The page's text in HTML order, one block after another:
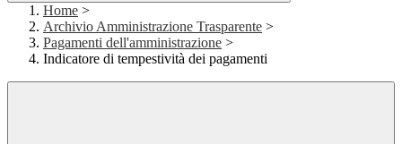
Home >
Archivio Amministrazione Trasparente >
Pagamenti dell'amministrazione >
Indicatore di tempestività dei pagamenti